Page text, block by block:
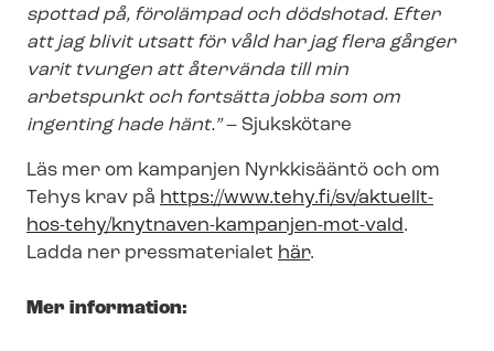
spottad på, förolämpad och dödshotad. Efter
att jag blivit utsatt för våld har jag flera gånger
varit tvungen att återvända till min
arbetspunkt och fortsätta jobba som om
ingenting hade hänt.”– Sjukskötare
Läs mer om kampanjen Nyrkkisääntö och om
Tehys krav på https://www.tehy.fi/sv/aktuellt-
hos-tehy/knytnaven-​kampanjen-mot-vald.
Ladda ner pressmaterialet här.
Mer information: